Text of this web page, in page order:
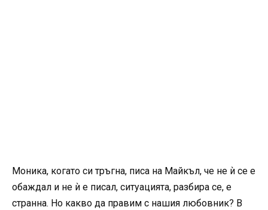
Моника, когато си тръгна, писа на Майкъл, че не ѝ се е
обаждал и не ѝ е писал, ситуацията, разбира се, е
странна. Но какво да правим с нашия любовник? В